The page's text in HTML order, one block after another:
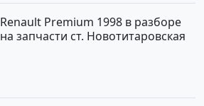
Renault Premium 1998 в разборе
на запчасти ст. Новотитаровская